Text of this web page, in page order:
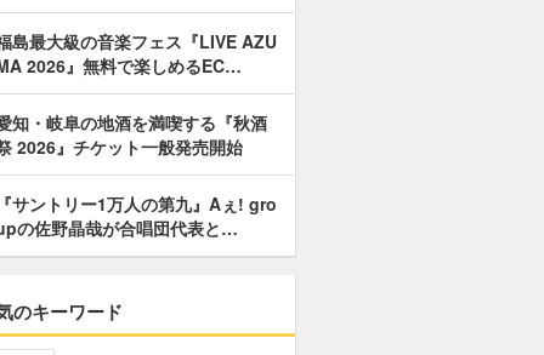
島最大級の音楽フェス『LIVE AZU
2026』無料で楽しめるEC…
知・岐阜の地酒を満喫する『秋酒
2026』チケット一般発売開始
『サントリー1万人の第九』Aぇ! gro
の佐野晶哉が合唱団代表と…
のキーワード